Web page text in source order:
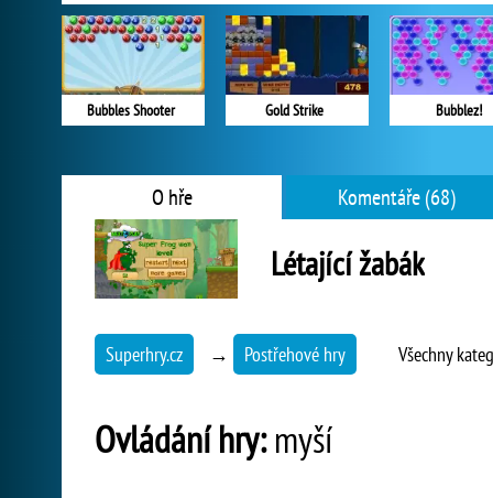
Bubbles Shooter Gold Strike Bubblez!
O hře Komentáře (68)
Létající žabák
Superhry.cz → Postřehové hry Všechny
Ovládání hry:myší